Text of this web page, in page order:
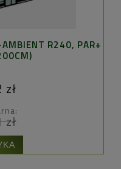
R240, PAR+
zł
zł